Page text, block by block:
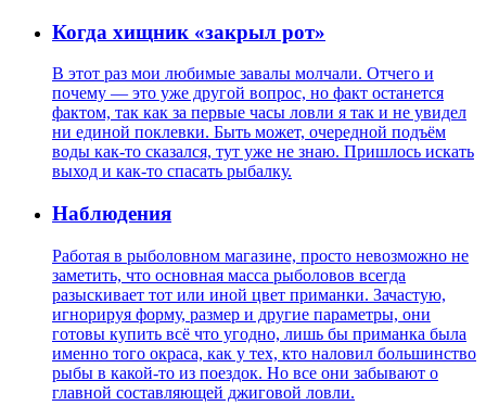
Когда хищник «закрыл рот»
В этот раз мои любимые завалы молчали. Отчего и
почему — это уже другой вопрос, но факт останется
фактом, так как за первые часы ловли я так и не увидел
ни единой поклевки. Быть может, очередной подъём
воды как-то сказался, тут уже не знаю. Пришлось искать
выход и как-то спасать рыбалку.
Наблюдения
Работая в рыболовном магазине, просто невозможно не
заметить, что основная масса рыболовов всегда
разыскивает тот или иной цвет приманки. Зачастую,
игнорируя форму, размер и другие параметры, они
готовы купить всё что угодно, лишь бы приманка была
именно того окраса, как у тех, кто наловил большинство
рыбы в какой-то из поездок. Но все они забывают о
главной составляющей джиговой ловли.